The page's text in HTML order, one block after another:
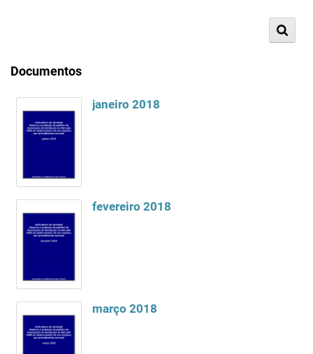
Documentos
janeiro 2018
fevereiro 2018
março 2018